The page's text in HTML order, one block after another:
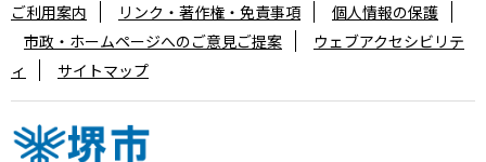
ご利用案内 リンク・著作権・免責事項
個人情報の保護
市政・ホームページへのご意見ご提案
ウェブアクセシビリテ
ィ
サイトマップ